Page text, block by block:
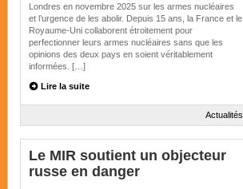
Londres en novembre 2025 sur les armes nucléaires
et l’urgence de les abolir. Depuis 15 ans, la France et le
Royaume-Uni collaborent étroitement pour
perfectionner leurs armes nucléaires sans que les
opinions des deux pays en soient véritablement
informées. […]
Lire la suite
Actualités
Le MIR soutient un objecteur
russe en danger